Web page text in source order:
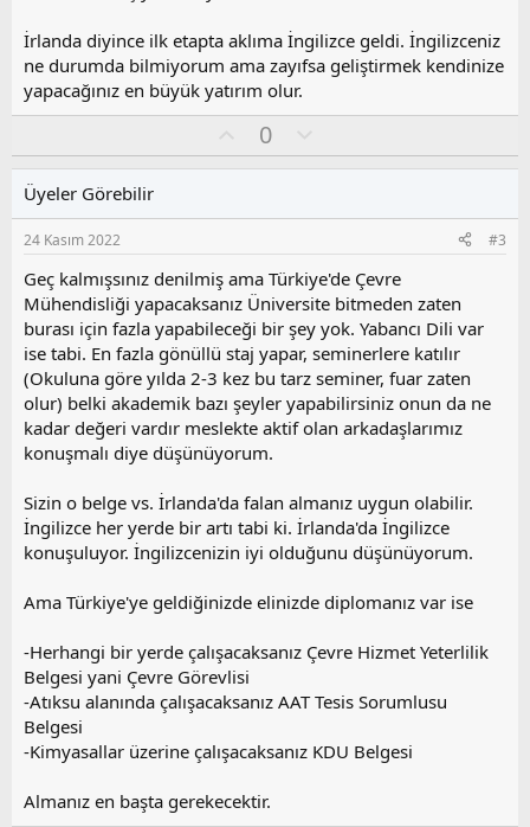
İrlanda diyince ilk etapta aklıma İngilizce geldi. İngilizceniz
ne durumda bilmiyorum ama zayıfsa geliştirmek kendinize
yapacağınız en büyük yatırım olur.
y
0
l
s
u
z
o
y
l
a
Üyeler Görebilir
24 Kasım 2022 #3
Geç kalmışsınız denilmiş ama Türkiye'de Çevre
Mühendisliği yapacaksanız Üniversite bitmeden zaten
burası için fazla yapabileceği bir şey yok. Yabancı Dili var
ise tabi. En fazla gönüllü staj yapar, seminerlere katılır
(Okuluna göre yılda 2-3 kez bu tarz seminer, fuar zaten
olur) belki akademik bazı şeyler yapabilirsiniz onun da ne
kadar değeri vardır meslekte aktif olan arkadaşlarımız
konuşmalı diye düşünüyorum.
Sizin o belge vs. İrlanda'da falan almanız uygun olabilir.
İngilizce her yerde bir artı tabi ki. İrlanda'da İngilizce
konuşuluyor. İngilizcenizin iyi olduğunu düşünüyorum.
Ama Türkiye'ye geldiğinizde elinizde diplomanız var ise
-Herhangi bir yerde çalışacaksanız Çevre Hizmet Yeterlilik
Belgesi yani Çevre Görevlisi
-Atıksu alanında çalışacaksanız AAT Tesis Sorumlusu
Belgesi
-Kimyasallar üzerine çalışacaksanız KDU Belgesi
Almanız en başta gerekecektir.